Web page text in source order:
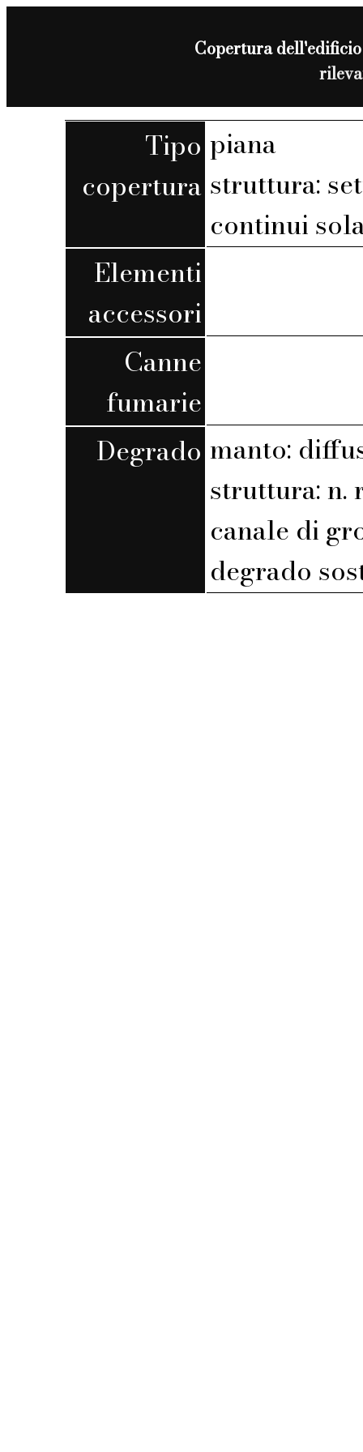
Copertura
Tipo
copertura
piana
struttura:
continui
Elementi
accessori
Canne
fumarie
Degrado manto:
struttura: n.
canale di
degrado